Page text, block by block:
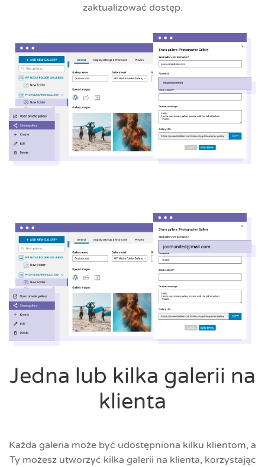
zaktualizować dostęp.
Jedna lub kilka galerii na
klienta
Każda galeria może być udostępniona kilku klientom, a
Ty możesz utworzyć kilka galerii na klienta, korzystając